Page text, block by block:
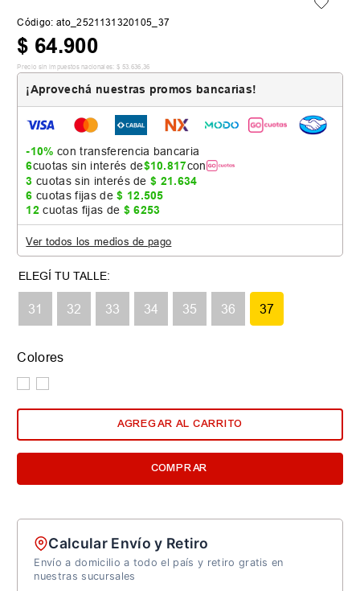
Código: ato_2521131320105_37
$ 64.900
Precio sin impuestos nacionales: $ 53 636 36
¡Aprovechá nuestras promos bancarias!
-10% con transferencia bancaria
6cuotas sin interés de$10.817con
3 cuotas sin interés de$ 21.634
6 cuotas fijas de$ 12.505
12 cuotas fijas de $ 6253
Ver todos los medios de pago
31 32 33 34 35 36 37
Colores
AGREGAR AL CARRITO
COMPRAR
Calcular Envío y Retiro
Envío a domicilio a todo el país y retiro gratis en
nuestras sucursales